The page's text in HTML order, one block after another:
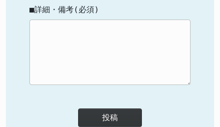
■詳細・備考(必須)
投稿